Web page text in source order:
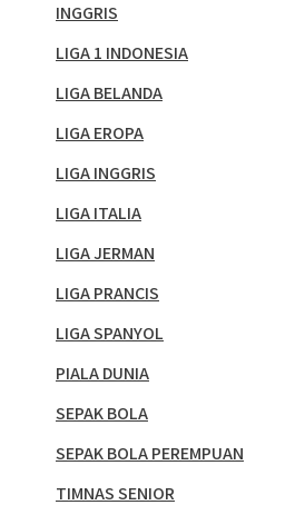
INGGRIS
LIGA 1 INDONESIA
LIGA BELANDA
LIGA EROPA
LIGA INGGRIS
LIGA ITALIA
LIGA JERMAN
LIGA PRANCIS
LIGA SPANYOL
PIALA DUNIA
SEPAK BOLA
SEPAK BOLA PEREMPUAN
TIMNAS SENIOR